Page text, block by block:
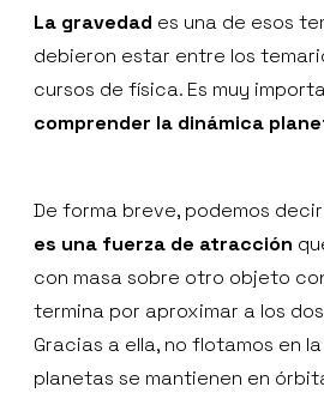
La gravedad es una de esos
debieron estar entre los
cursos de física. Es muy
comprender la dinámica
De forma breve, podemos
es una fuerza de atracción
con masa sobre otro objeto
termina por aproximar a los
Gracias a ella, no flotamos en
planetas se mantienen en